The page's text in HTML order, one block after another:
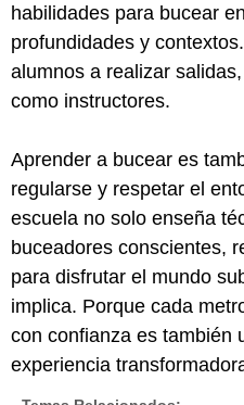
habilidades para bucear
profundidades y
alumnos a realizar
como instructores.
Aprender a bucear es
regularse y respetar el
escuela no solo enseña
buceadores conscientes,
para disfrutar el mundo
implica. Porque cada
con confianza es también
experiencia